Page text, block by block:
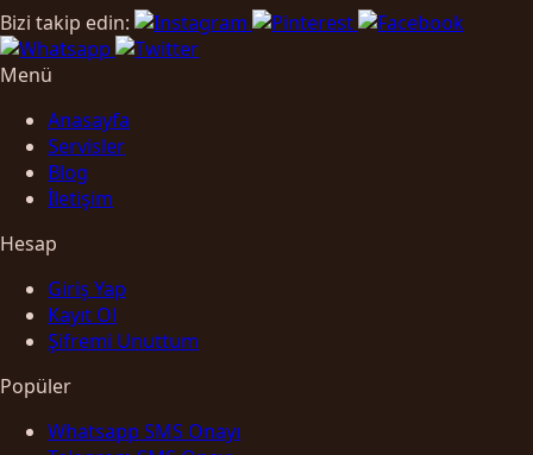
Bizi takip edin:
Menü
Anasayfa
Servisler
Blog
İletişim
Hesap
Giriş Yap
Kayıt Ol
Şifremi Unuttum
Popüler
Whatsapp SMS Onayı